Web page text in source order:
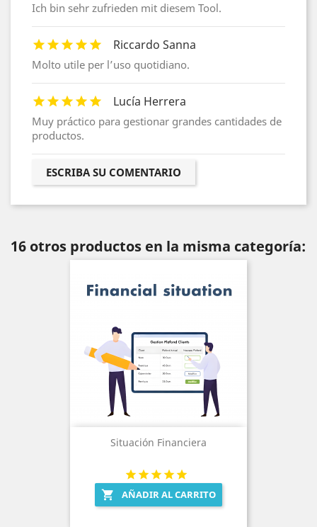
Ich bin sehr zufrieden mit diesem Tool.
Riccardo Sanna
Molto utile per l’uso quotidiano.
Lucía Herrera
Muy práctico para gestionar grandes cantidades de
productos.
ESCRIBA SU COMENTARIO
16 otros productos en la misma categoría:
Situación Financiera
 AÑADIR AL CARRITO